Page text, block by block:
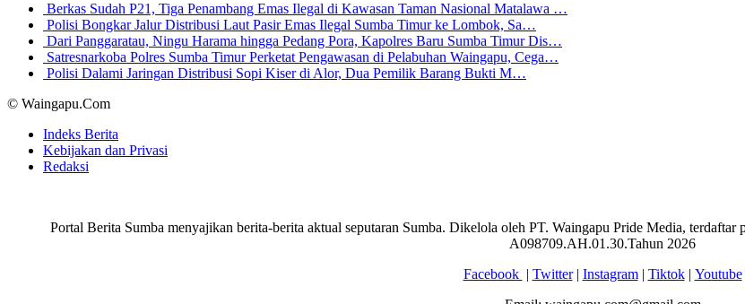
Berkas Sudah P21, Tiga Penambang Emas Ilegal di Kawasan Taman Nasional Matalawa …
Polisi Bongkar Jalur Distribusi Laut Pasir Emas Ilegal Sumba Timur ke Lombok, Sa…
Dari Panggaratau, Ningu Harama hingga Pedang Pora, Kapolres Baru Sumba Timur Dis…
Satresnarkoba Polres Sumba Timur Perketat Pengawasan di Pelabuhan Waingapu, Cega…
Polisi Dalami Jaringan Distribusi Sopi Kiser di Alor, Dua Pemilik Barang Bukti M…
© Waingapu.Com
Indeks Berita
Kebijakan dan Privasi
Redaksi
Portal Berita Sumba menyajikan berita-berita aktual seputaran Sumba. Dikelola oleh PT. Waingapu Pride Media,
A098709.AH.01.30.Tahun 2026
Facebook | Twitter| Instagram| Tiktok| Youtube